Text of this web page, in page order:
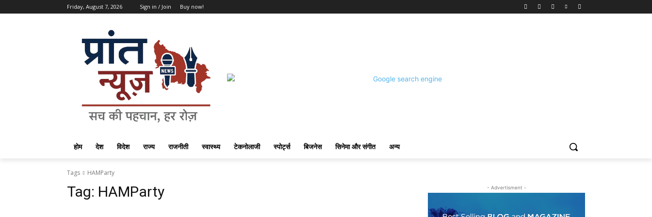
Friday, August 7, 2026 Sign in / Join Buy now!
होम देश विदेश राज्य राजनीती स्वास्थ्य टेकनोलाजी स्पोर्ट्स बिजनेस सिनेमा और संगीत अन्य
Tags HAMParty
Tag: HAMParty - Advertisment -